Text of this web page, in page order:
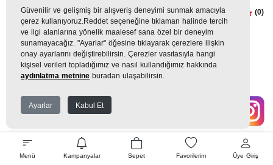
Menü Kampanyalar Sepet Favorilerim Üye Giriş
Kahve Makinesi Cam Hazne
Demlik Sürahi Pişirici Yedek Parça
ve Aksesuarları
(0)
700TL
78 TLx 9 Taksit =700 TL
EK GARANTİ
Güvenilir ve gelişmiş bir alışveriş deneyimi sunmak amacıyla
çerez kullanıyoruz.Reddet seçeneğine tıklaman halinde tercih
ve ilgi alanlarına yönelik maalesef sana özel bir deneyim
sunamayacağız. "Ayarlar" öğesine tıklayarak çerezlere ilişkin
onay ayarlarını değiştirebilirsin. Çerezler vasıtasıyla hangi
kişisel verileri topladığımız ve nasıl kullandığımız hakkında
aydınlatma metnine buradan ulaşabilirsin.
Ayarlar Kabul Et